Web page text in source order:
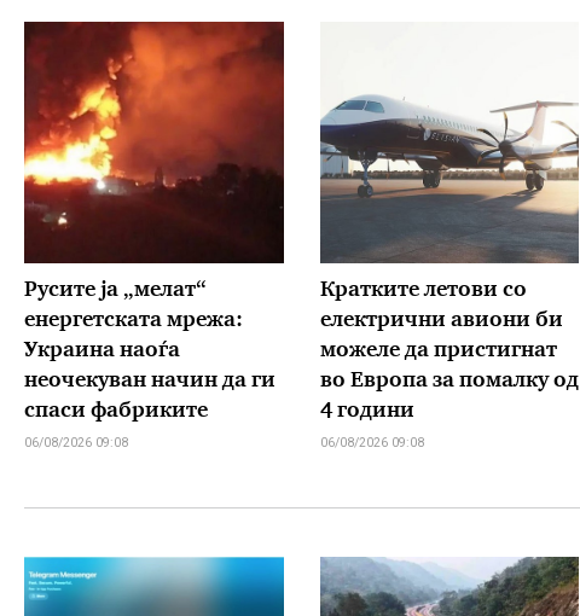
Русите ја „мелат“
енергетската мрежа:
Украина наоѓа
неочекуван начин да ги
спаси фабриките
06/08/2026 09:08
Кратките летови со
електрични авиони би
можеле да пристигнат
во Европа за помалку од
4 години
06/08/2026 09:08